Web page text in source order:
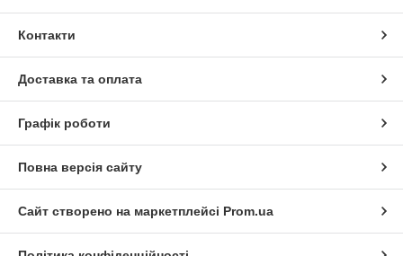
Контакти
Доставка та оплата
Графік роботи
Повна версія сайту
Сайт створено на маркетплейсі Prom.ua